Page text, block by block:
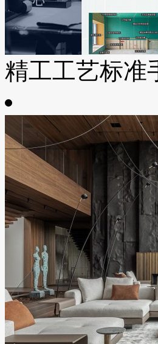
精工工艺标准